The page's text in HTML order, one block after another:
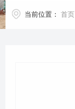
当前位置： 首页